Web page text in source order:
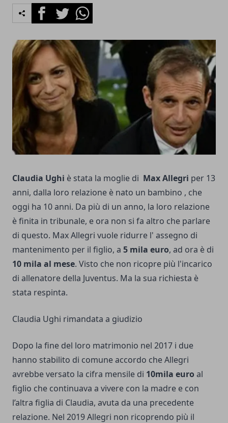
FacebookTwitterWhatsapp
Claudia Ughi è stata la moglie di Max Allegri per 13
anni, dalla loro relazione è nato un bambino , che
oggi ha 10 anni. Da più di un anno, la loro relazione
è finita in tribunale, e ora non si fa altro che parlare
di questo. Max Allegri vuole ridurre l' assegno di
mantenimento per il figlio, a 5 mila euro, ad ora è di
10 mila al mese. Visto che non ricopre più l'incarico
di allenatore della Juventus. Ma la sua richiesta è
stata respinta.
Claudia Ughi rimandata a giudizio
Dopo la fine del loro matrimonio nel 2017 i due
hanno stabilito di comune accordo che Allegri
avrebbe versato la cifra mensile di 10mila euro al
figlio che continuava a vivere con la madre e con
l’altra figlia di Claudia, avuta da una precedente
relazione. Nel 2019 Allegri non ricoprendo più il